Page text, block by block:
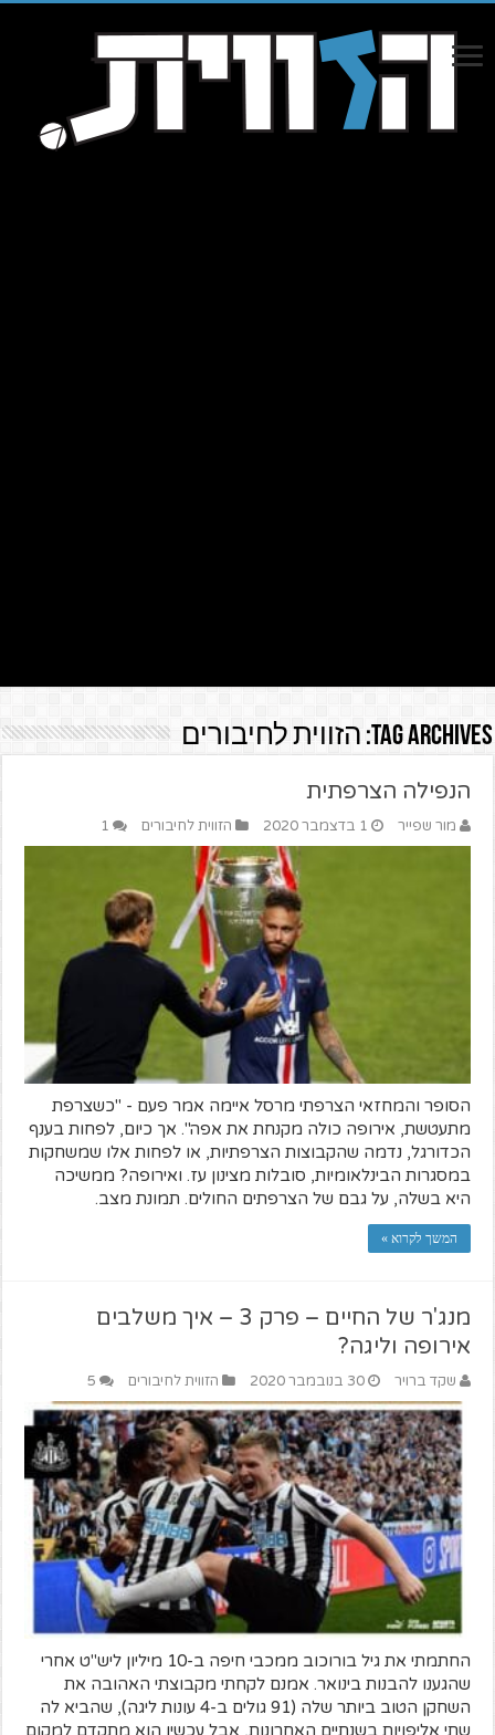
Tag Archives: הזווית לחיבורים
הנפילה הצרפתית
מור שפייר 1 בדצמבר 2020 הזווית לחיבורים 1
הסופר והמחזאי הצרפתי מרסל איימה אמר פעם - "כשצרפת
מתעטשת, אירופה כולה מקנחת את אפה". אך כיום, לפחות בענף
הכדורגל, נדמה שהקבוצות הצרפתיות, או לפחות אלו שמשחקות
במסגרות הבינלאומיות, סובלות מצינון עז. ואירופה? ממשיכה
היא בשלה, על גבם של הצרפתים החולים. תמונת מצב.
המשך לקרוא »
מנג'ר של החיים – פרק 3 – איך משלבים
אירופה וליגה?
שקד ברויר 30 בנובמבר 2020 הזווית לחיבורים 5
החתמתי את גיל בורוכוב ממכבי חיפה ב-10 מיליון ליש"ט אחרי
שהגענו להבנות בינואר. אמנם לקחתי מקבוצתי האהובה את
השחקן הטוב ביותר שלה (91 גולים ב-4 עונות ליגה), שהביא לה
שתי אליפויות בשנתיים האחרונות, אבל עכשיו הוא מתקדם למקום